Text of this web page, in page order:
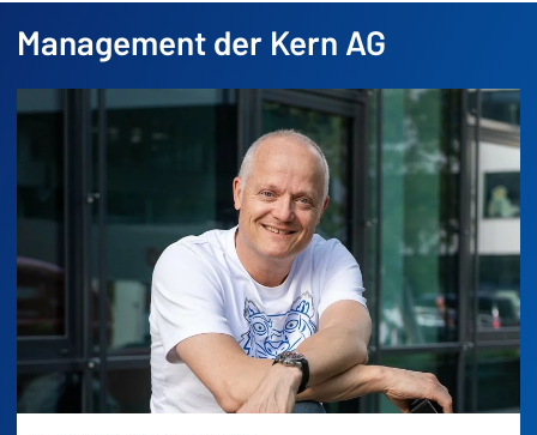
Management der Kern AG